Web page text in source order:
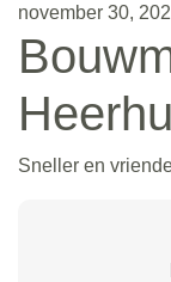
november 30,
Sneller en